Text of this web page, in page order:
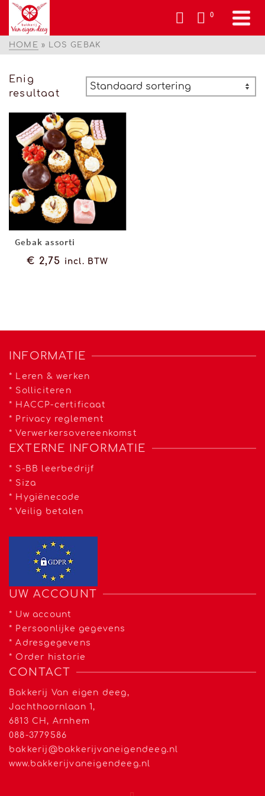
0
HOME » LOS GEBAK
Enig
resultaat
Gebak assorti
€ 2,75 incl. BTW
INFORMATIE
* Leren & werken
* Solliciteren
* HACCP-certificaat
* Privacy reglement
*Verwerkersovereenkomst
EXTERNE INFORMATIE
* S-BB leerbedrijf
* Siza
* Hygiënecode
*Veilig betalen
UW ACCOUNT
* Uw account
* Persoonlijke gegevens
*Adresgegevens
* Order historie
CONTACT
Bakkerij Van eigen deeg,
Jachthoornlaan 1,
6813 CH, Arnhem
088-3779586
bakkerij@bakkerijvaneigendeeg.nl
www.bakkerijvaneigendeeg.nl